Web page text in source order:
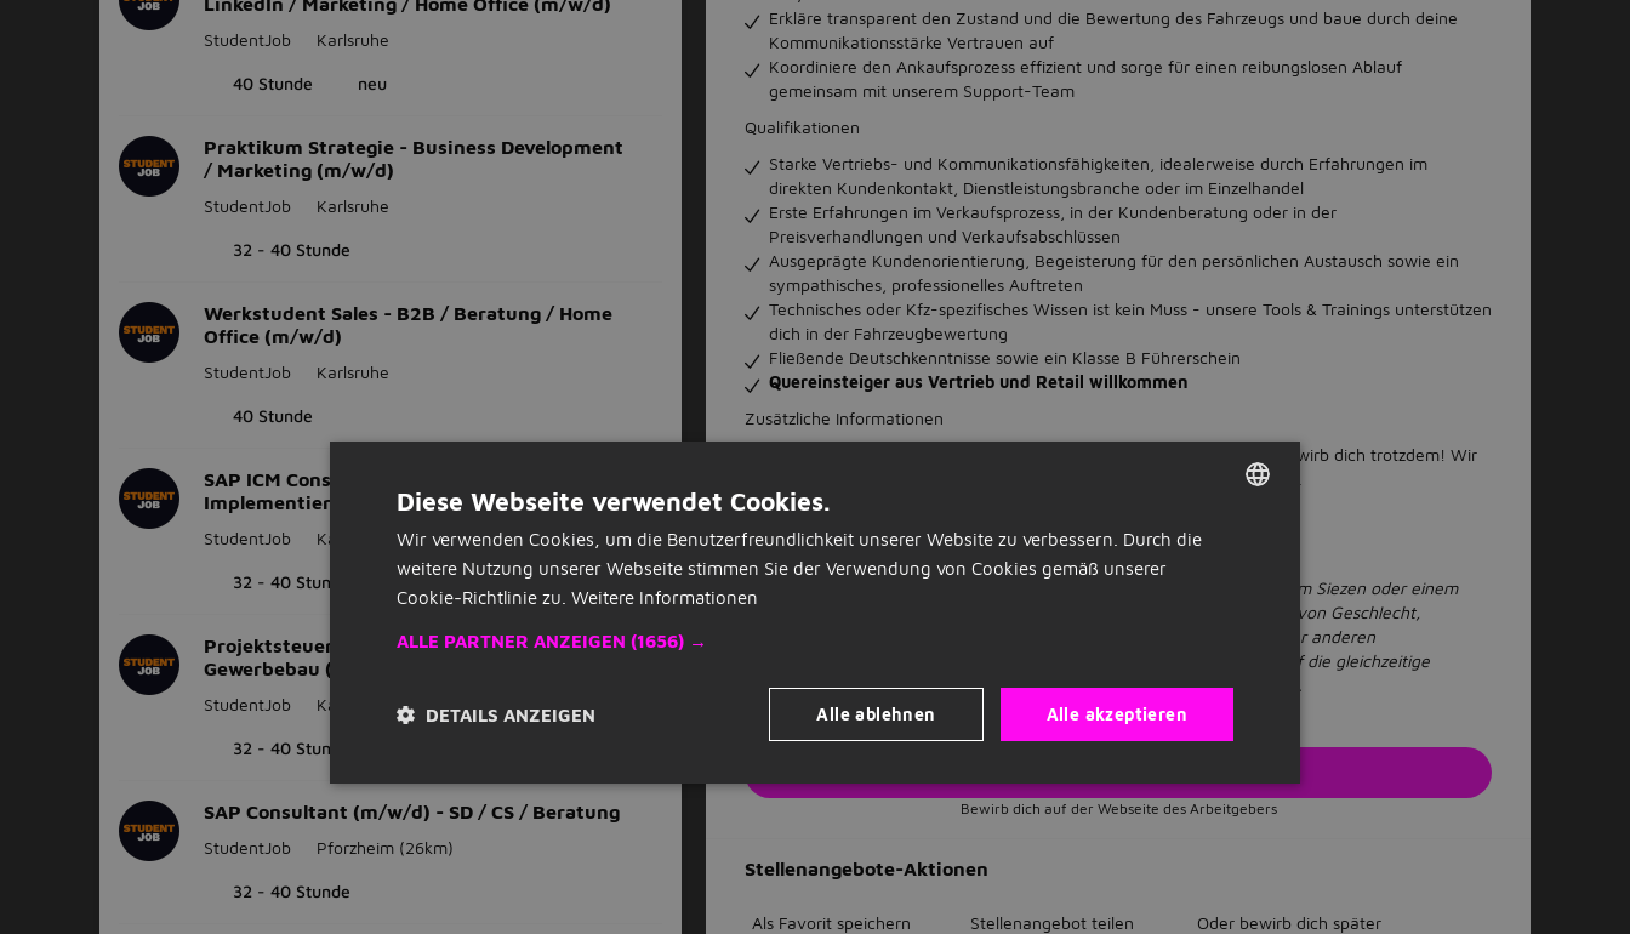
StudentJob Karlsruhe
40 Stunde neu
Praktikum Strategie - Business Development
/ Marketing (m/w/d)
StudentJob Karlsruhe
32 - 40 Stunde
Werkstudent Sales - B2B / Beratung / Home
Office (m/w/d)
StudentJob Karlsruhe
40 Stunde
SAP ICM Consultant - S/4HANA /
Implementierung (m/w/d)
StudentJob Karlsruhe
32 - 40 Stunde
Projektsteuerer Bauprojekte - Hochbau /
Gewerbebau (m/w/d)
StudentJob Karlsruhe
32 - 40 Stunde
SAP Consultant (m/w/d) - SD / CS / Beratung
StudentJob Pforzheim (26km)
32 - 40 Stunde
Erkläre transparent den Zustand und die Bewertung des Fahrzeugs und baue durch deine
Kommunikationsstärke Vertrauen auf
Koordiniere den Ankaufsprozess effizient und sorge für einen reibungslosen Ablauf
gemeinsam mit unserem Support-Team
Qualifikationen
Starke Vertriebs- und Kommunikationsfähigkeiten, idealerweise durch Erfahrungen im
direkten Kundenkontakt, Dienstleistungsbranche oder im Einzelhandel
Erste Erfahrungen im Verkaufsprozess, in der Kundenberatung oder in der
Preisverhandlungen und Verkaufsabschlüssen
Ausgeprägte Kundenorientierung, Begeisterung für den persönlichen Austausch sowie ein
sympathisches, professionelles Auftreten
Technisches oder Kfz-spezifisches Wissen ist kein Muss - unsere Tools & Trainings unterstützen
dich in der Fahrzeugbewertung
Fließende Deutschkenntnisse sowie ein Klasse B Führerschein
Quereinsteiger aus Vertrieb und Retail willkommen
Zusätzliche Informationen
Du erfüllst nicht zu 100% alle Anforderungen an das gesuchte Profil? Bewirb dich trotzdem! Wir
bieten Herausforderungen um daraus zu lernen und Platz für Wachstum.
Kontakt
Viviane Tasev
Wir leben eine offene Kultur und setzen uns über Konventionen, wie dem Siezen oder einem
Dresscode hinweg. Bei uns ist jeder Bewerber willkommen; unabhängig von Geschlecht,
ethnischer Herkunft, Religion, Alter, sexueller Identität, Behinderung oder anderen
Diskriminierungsursachen. Aus Gründen der besseren Lesbarkeit wird auf die gleichzeitige
Verwendung der Sprachformen männlich, weiblich und divers verzichtet.
Bewirb dich auf der Webseite des Arbeitgebers
Stellenangebote-Aktionen
Als Favorit speichern Stellenangebot teilen Oder bewirb dich später
DUTCH
Diese Webseite verwendet Cookies.
Wir verwenden Cookies, um die Benutzerfreundlichkeit unserer Website zu verbessern. Durch die
weitere Nutzung unserer Webseite stimmen Sie der Verwendung von Cookies gemäß unserer
Cookie-Richtlinie zu. Weitere Informationen
ALLE PARTNER ANZEIGEN (1656) →
Alle akzeptieren
Alle ablehnen
DETAILS ANZEIGEN